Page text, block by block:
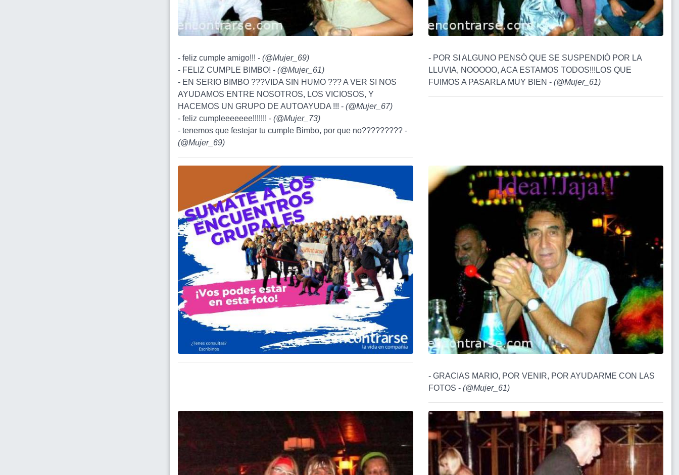
- feliz cumple amigo!!! - (@Mujer_69)
- FELIZ CUMPLE BIMBO! - (@Mujer_61)
- EN SERIO BIMBO ???VIDA SIN HUMO ??? A VER SI NOS
AYUDAMOS ENTRE NOSOTROS, LOS VICIOSOS, Y
HACEMOS UN GRUPO DE AUTOAYUDA !!! - (@Mujer_67)
- feliz cumpleeeeeee!!!!!!! - (@Mujer_73)
- tenemos que festejar tu cumple Bimbo, por que no????????? -
(@Mujer_69)
- POR SI ALGUNO PENSÒ QUE SE SUSPENDIÒ POR LA
LLUVIA, NOOOOO, ACA ESTAMOS TODOS!!!LOS QUE
FUIMOS A PASARLA MUY BIEN - (@Mujer_61)
- GRACIAS MARIO, POR VENIR, POR AYUDARME CON LAS
FOTOS - (@Mujer_61)